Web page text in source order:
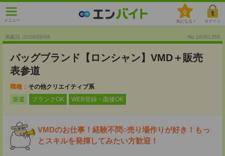
メニュー
0
気になる！ ログイン
掲載日 :2026/08/06 No.16061355
バッグブランド【ロンシャン】VMD＋販売
表参道
職種： その他クリエイティブ系
派遣
ブランクOK WEB登録・面接OK
VMDのお仕事！経験不問○売り場作りが好き！もっ
とスキルを発揮してみたい方歓迎！